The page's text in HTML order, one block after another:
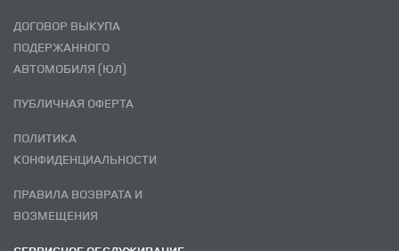
ДОГОВОР ВЫКУПА
ПОДЕРЖАННОГО
АВТОМОБИЛЯ (ЮЛ)
ПУБЛИЧНАЯ ОФЕРТА
ПОЛИТИКА
КОНФИДЕНЦИАЛЬНОСТИ
ПРАВИЛА ВОЗВРАТА И
ВОЗМЕЩЕНИЯ